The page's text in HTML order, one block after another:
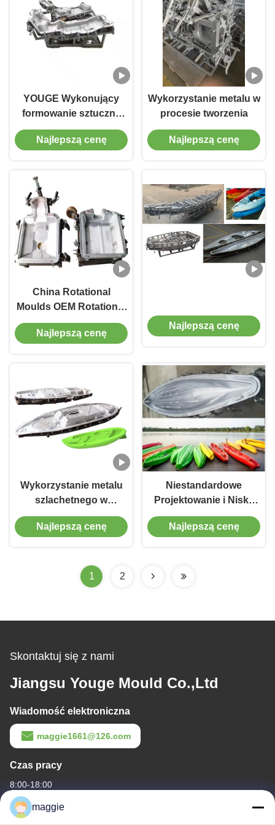
YOUGE Wykonujący
formowanie sztuczne
Wykonujący
formowanie sztuczne
Najlepszą cenę
Wykorzystanie metalu w
procesie tworzenia
Najlepszą cenę
China Rotational
Moulds OEM Rotational
Moulds Aluminium Billet
Mould Rotational Mould
Najlepszą cenę
Najlepszą cenę
Wykorzystanie metalu
szlachetnego w
produkcji wyrobów
szlachetnych
Najlepszą cenę
Niestandardowe
Projektowanie i Niska
Konserwacja dla
Metody Produkcji
Najlepszą cenę
1 2
Skontaktuj się z nami
Jiangsu Youge Mould Co.,Ltd
Wiadomość elektroniczna
maggie1661@126.com
Czas pracy
8:00-18:00
Nasz adres
maggie